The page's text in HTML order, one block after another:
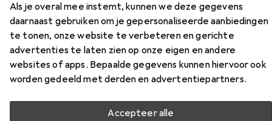
Als je overal mee instemt, kunnen we deze gegevens
daarnaast gebruiken om je gepersonaliseerde aanbiedingen
te tonen, onze website te verbeteren en gerichte
advertenties te laten zien op onze eigen en andere
websites of apps. Bepaalde gegevens kunnen hiervoor ook
worden gedeeld met derden en advertentiepartners.
Accepteer alle
Accessoires voor Nextime
Wandklok Modern Gear Ø 36 cm,
Blauw/Wit
Modern Gear Ø 36 cm, Blauw/Wit uit de categorie